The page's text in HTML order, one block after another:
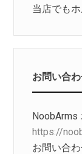
当店でも
お問い合
NoobArms
https://
お問い合